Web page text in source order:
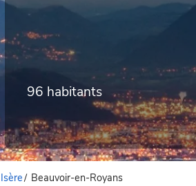
96 habitants
Isère/ Beauvoir-en-Royans